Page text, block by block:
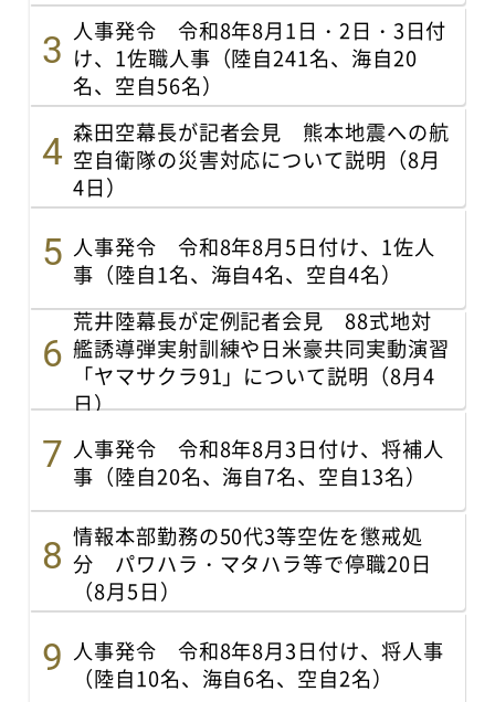
人事発令 令和8年8月1日・2日・3日付
け、1佐職人事（陸自241名、海自20
名、空自56名）
森田空幕長が記者会見 熊本地震への航
空自衛隊の災害対応について説明（8月
4日）
人事発令 令和8年8月5日付け、1佐人
事（陸自1名、海自4名、空自4名）
荒井陸幕長が定例記者会見 88式地対
艦誘導弾実射訓練や日米豪共同実動演習
「ヤマサクラ91」について説明（8月4
日）
人事発令 令和8年8月3日付け、将補人
事（陸自20名、海自7名、空自13名）
情報本部勤務の50代3等空佐を懲戒処
分 パワハラ・マタハラ等で停職20日
（8月5日）
人事発令 令和8年8月3日付け、将人事
（陸自10名、海自6名、空自2名）